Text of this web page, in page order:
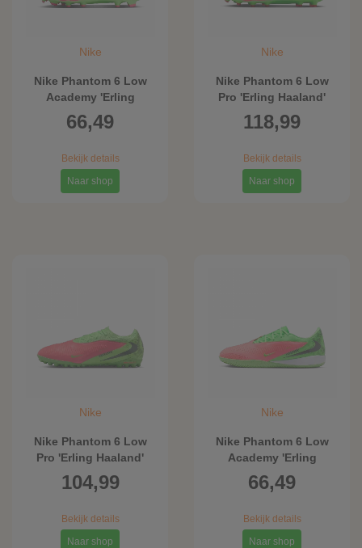
Nike
Nike Phantom 6 Low
Academy 'Erling
Haaland'
voetbalschoenen
ondergronden) - Roze
66,49
Bekijk details
Naar shop
Nike
Nike Phantom 6 Low
Pro 'Erling Haaland'
voetbalschoenen
(kunstgras) - Roze
118,99
Bekijk details
Naar shop
Nike
Nike Phantom 6 Low
Pro 'Erling Haaland'
voetbalschoenen (turf)
- Roze
104,99
Bekijk details
Naar shop
Nike
Nike Phantom 6 Low
Academy 'Erling
Haaland'
zaalvoetbalschoenen -
66,49
Bekijk details
Naar shop